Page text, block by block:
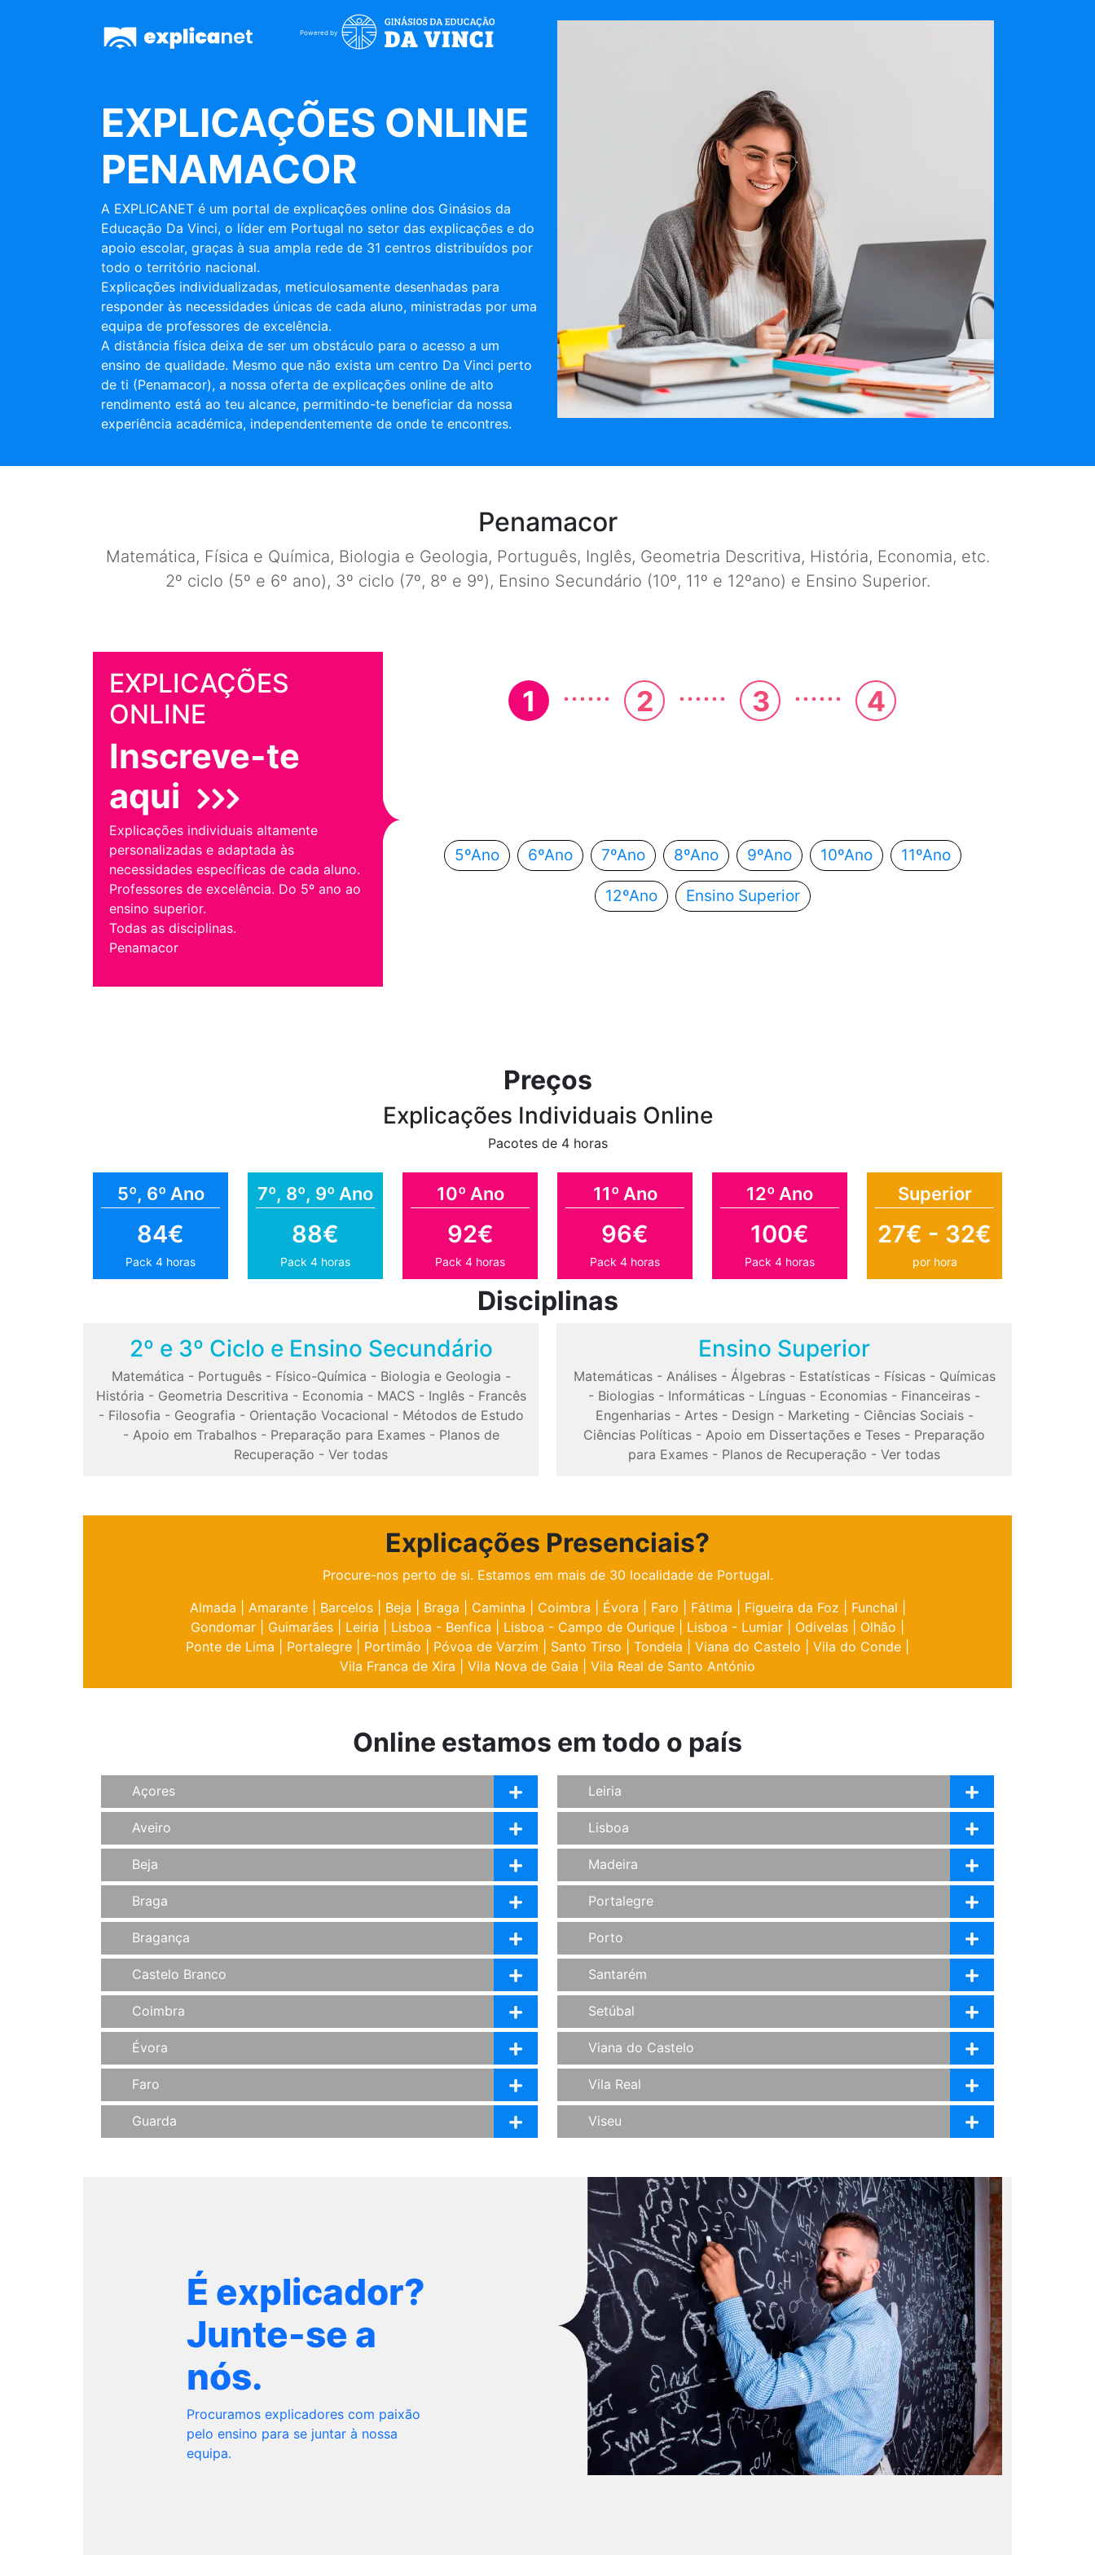
Powered by
EXPLICAÇÕES ONLINE
PENAMACOR
A EXPLICANET é um portal de explicações online dos Ginásios da
Educação Da Vinci, o líder em Portugal no setor das explicações e do
apoio escolar, graças à sua ampla rede de 31 centros distribuídos por
todo o território nacional.
Explicações individualizadas, meticulosamente desenhadas para
responder às necessidades únicas de cada aluno, ministradas por uma
equipa de professores de excelência.
A distância física deixa de ser um obstáculo para o acesso a um
ensino de qualidade. Mesmo que não exista um centro Da Vinci perto
de ti (Penamacor), a nossa oferta de explicações online de alto
rendimento está ao teu alcance, permitindo-te beneficiar da nossa
experiência académica, independentemente de onde te encontres.
Penamacor
Matemática, Física e Química, Biologia e Geologia, Português, Inglês, Geometria Descritiva, História, Economia, etc.
2º ciclo (5º e 6º ano), 3º ciclo (7º, 8º e 9º), Ensino Secundário (10º, 11º e 12ºano) e Ensino Superior.
EXPLICAÇÕES
ONLINE
Inscreve-te
aqui
Explicações individuais altamente
personalizadas e adaptada às
necessidades específicas de cada aluno.
Professores de excelência. Do 5º ano ao
ensino superior.
Todas as disciplinas.
Penamacor
1 ...... 2 ...... 3 ...... 4
5ºAno 6ºAno 7ºAno 8ºAno 9ºAno 10ºAno 11ºAno
12ºAno Ensino Superior
Preços
Explicações Individuais Online
Pacotes de 4 horas
5º, 6º Ano
84€
Pack 4 horas
7º, 8º, 9º Ano
88€
Pack 4 horas
10º Ano
92€
Pack 4 horas
11º Ano
96€
Pack 4 horas
12º Ano
100€
Pack 4 horas
Superior
27€ - 32€
por hora
Disciplinas
2º e 3º Ciclo e Ensino Secundário
Matemática - Português- Físico-Química - Biologia e Geologia -
História - Geometria Descritiva - Economia - MACS- Inglês- Francês
- Filosofia - Geografia - Orientação Vocacional - Métodos de Estudo
- Apoio em Trabalhos- Preparação para Exames- Planos de
Recuperação - Ver todas
Ensino Superior
Matemáticas- Análises- Álgebras- Estatísticas- Físicas- Químicas
- Biologias - Informáticas - Línguas - Economias - Financeiras -
Engenharias- Artes- Design - Marketing - Ciências Sociais-
Ciências Políticas - Apoio em Dissertações e Teses - Preparação
para Exames - Planos de Recuperação - Ver todas
Explicações Presenciais?
Procure-nos perto de si. Estamos em mais de 30 localidade de Portugal.
Almada
Amarante Barcelos Beja Braga Caminha Coimbra Évora Faro Fátima Figueira da Foz Funchal
Gondomar
Guimarães Leiria Lisboa - Benfica Lisboa - Campo de Ourique Lisboa - Lumiar Odivelas Olhão
Ponte de Lima
Portalegre Portimão Póvoa de Varzim Santo Tirso Tondela Viana do Castelo Vila do Conde
Vila Franca de Xira
Vila Nova de Gaia Vila Real de Santo António
Online estamos em todo o país
Açores
Aveiro
Beja
Braga
Bragança
Castelo Branco
Coimbra
Évora
Faro
Guarda
Leiria
Lisboa
Madeira
Portalegre
Porto
Santarém
Setúbal
Viana do Castelo
Vila Real
Viseu
É explicador?
Junte-se a
nós.
Procuramos explicadores com paixão
pelo ensino para se juntar à nossa
equipa.